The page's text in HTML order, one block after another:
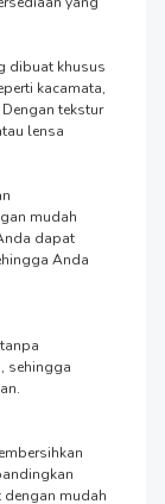
kacamata,
tekstur
lensa
dapat
Anda
sehingga
dengan mudah